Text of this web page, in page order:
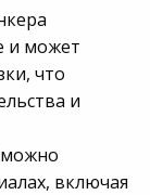
и может
что
и
можно
включая